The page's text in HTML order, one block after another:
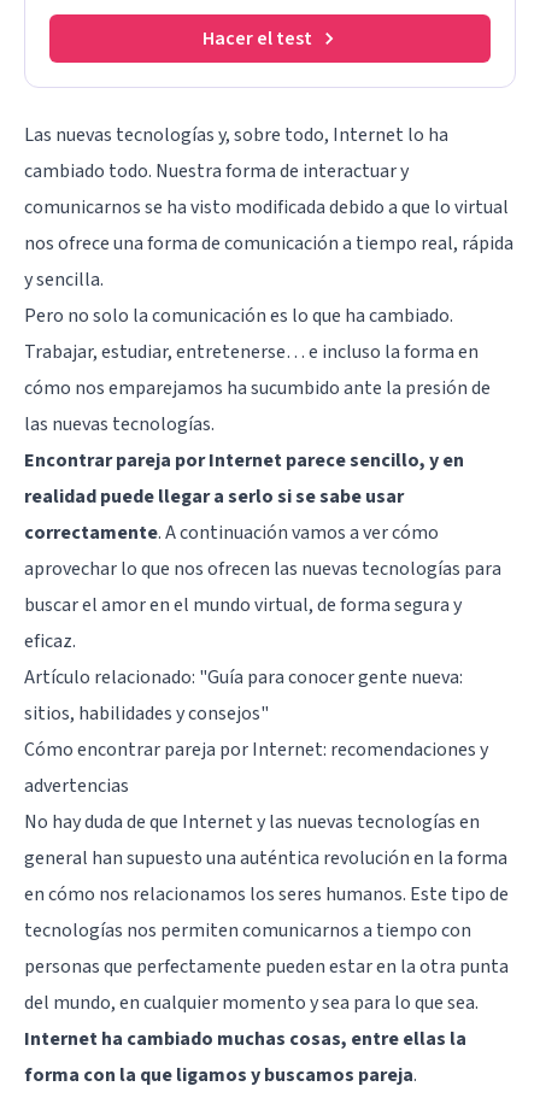
Hacer el test
Las nuevas tecnologías y, sobre todo, Internet lo ha
cambiado todo. Nuestra forma de interactuar y
comunicarnos se ha visto modificada debido a que lo virtual
nos ofrece una forma de comunicación a tiempo real, rápida
y sencilla.
Pero no solo la comunicación es lo que ha cambiado.
Trabajar, estudiar, entretenerse… e incluso la forma en
cómo nos emparejamos ha sucumbido ante la presión de
las nuevas tecnologías.
Encontrar pareja por Internet parece sencillo, y en
realidad puede llegar a serlo si se sabe usar
correctamente. A continuación vamos a ver cómo
aprovechar lo que nos ofrecen las nuevas tecnologías para
buscar el amor en el mundo virtual, de forma segura y
eficaz.
Artículo relacionado: "Guía para conocer gente nueva:
sitios, habilidades y consejos"
Cómo encontrar pareja por Internet: recomendaciones y
advertencias
No hay duda de que Internet y las nuevas tecnologías en
general han supuesto una auténtica revolución en la forma
en cómo nos relacionamos los seres humanos. Este tipo de
tecnologías nos permiten comunicarnos a tiempo con
personas que perfectamente pueden estar en la otra punta
del mundo, en cualquier momento y sea para lo que sea.
Internet ha cambiado muchas cosas, entre ellas la
forma con la que ligamos y buscamos pareja.